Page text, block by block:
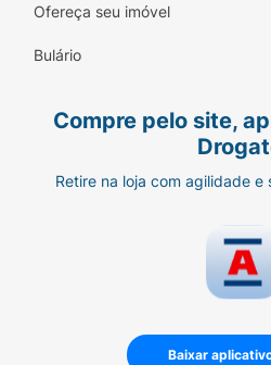
Ofereça seu imóvel
Bulário
Compre pelo site,
Retire na loja com agilidade e
Baixar